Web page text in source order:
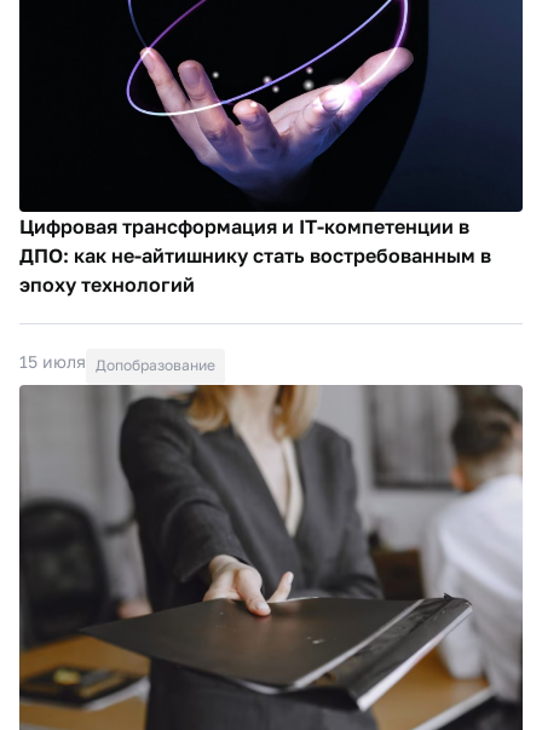
Цифровая трансформация и IT-компетенции в
ДПО: как не-айтишнику стать востребованным в
эпоху технологий
15 июля Допобразование